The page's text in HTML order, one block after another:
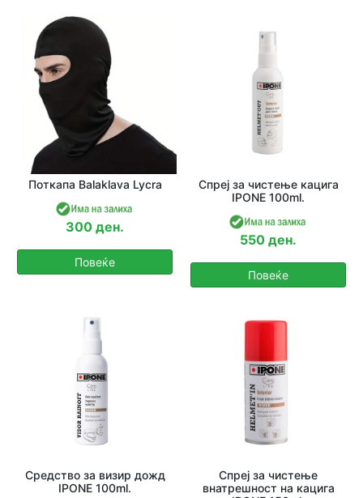
Поткапа Balaklava Lycra
300 ден.
Повеќе
Спреј за чистење кацига
IPONE 100ml.
550 ден.
Повеќе
Средство за визир дожд
IPONE 100ml.
Спреј за чистење
внатрешност на кацига